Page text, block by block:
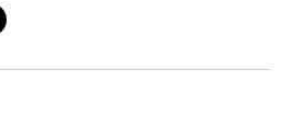
atractiva, con un precio que